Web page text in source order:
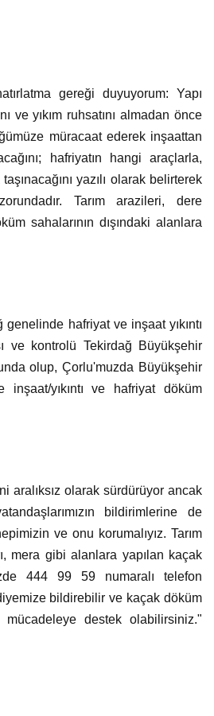
gereği duyuyorum: Yapı
ve yıkım ruhsatını almadan önce
müracaat ederek inşaattan
hafriyatın hangi araçlarla,
yazılı olarak belirterek
Tarım arazileri, dere
sahalarının dışındaki alanlara
hafriyat ve inşaat yıkıntı
ve kontrolü Tekirdağ Büyükşehir
olup, Çorlu'muzda Büyükşehir
inşaat/yıkıntı ve hafriyat döküm
aralıksız olarak sürdürüyor ancak
bildirimlerine de
ve onu korumalıyız. Tarım
mera gibi alanlara yapılan kaçak
444 99 59 numaralı telefon
bildirebilir ve kaçak döküm
destek olabilirsiniz."